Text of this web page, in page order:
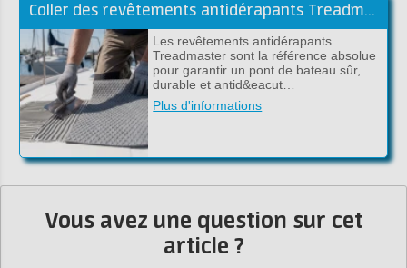
Coller des revêtements antidérapants Treadmaster avec de la colle époxy (guide pratique)
Les revêtements antidérapants
Treadmaster sont la référence absolue
pour garantir un pont de bateau sûr,
durable et antid&eacut…
Plus d'informations
Vous avez une question sur cet
article ?